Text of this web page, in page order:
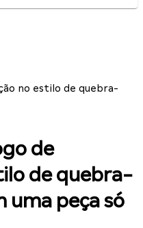
no estilo de quebra-
de
de quebra-
uma peça só